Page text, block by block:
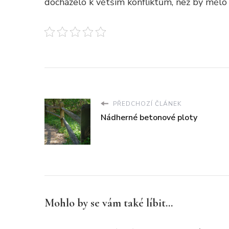
PŘEDCHOZÍ ČLÁNEK
Nádherné betonové ploty
Mohlo by se vám také líbit...